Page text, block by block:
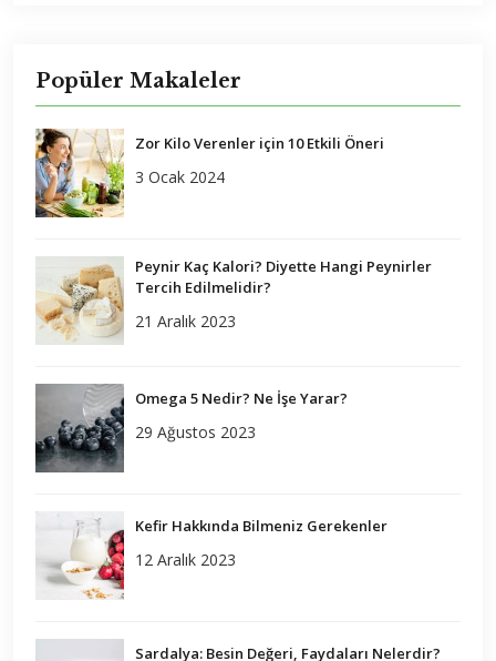
Popüler Makaleler
Zor Kilo Verenler için 10 Etkili Öneri
3 Ocak 2024
Peynir Kaç Kalori? Diyette Hangi Peynirler
Tercih Edilmelidir?
21 Aralık 2023
Omega 5 Nedir? Ne İşe Yarar?
29 Ağustos 2023
Kefir Hakkında Bilmeniz Gerekenler
12 Aralık 2023
Sardalya: Besin Değeri, Faydaları Nelerdir?